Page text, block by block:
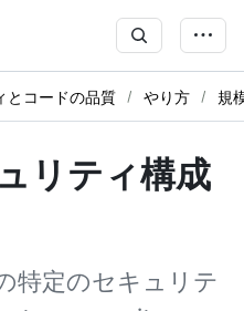
とコードの品質 やり方 規
リティ構成
特定のセキュリテ